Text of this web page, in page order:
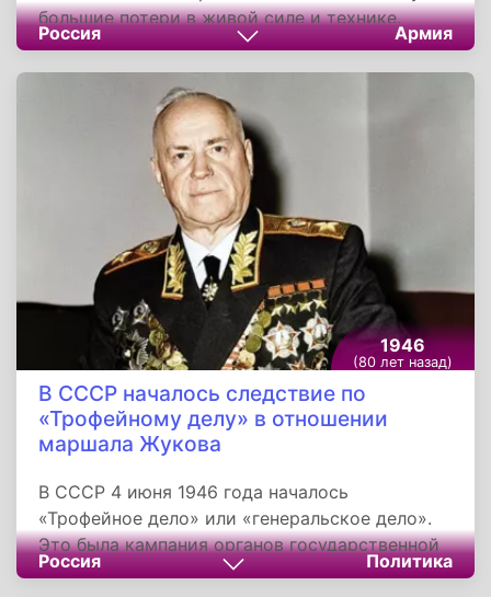
большие потери в живой силе и технике.
Северо-западнее города Новоржев
пятнадцать советских разведчиков во главе с
гвардии старшиной Озерницковским
выполняли боевое задание. Юго-восточнее
города Витебск наши отряды в одном
населённом пункте освободили 8 тысяч
мирных жителей, согнанных гитлеровцами в
концентрационный лагерь.
Россия Армия
1946
(80 лет назад)
В СССР началось следствие по
«Трофейному делу» в отношении
маршала Жукова
В СССР 4 июня 1946 года началось
«Трофейное дело» или «генеральское дело».
Это была кампания органов государственной
безопасности СССР, начатая по личному
Россия Политика